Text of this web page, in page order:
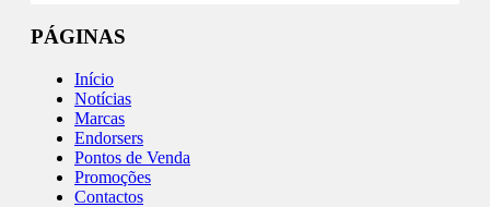
PÁGINAS
Início
Notícias
Marcas
Endorsers
Pontos de Venda
Promoções
Contactos